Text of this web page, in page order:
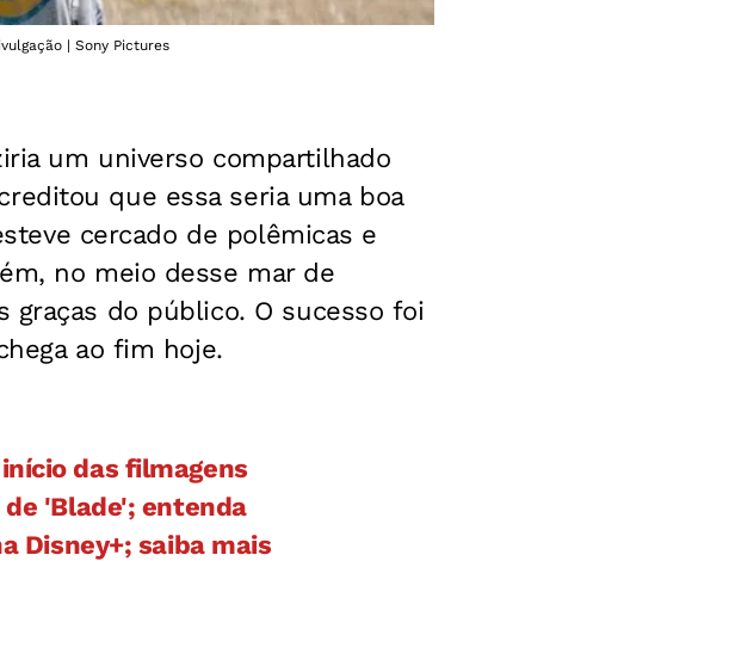
| Sony Pictures
um universo compartilhado
que essa seria uma boa
cercado de polêmicas e
no meio desse mar de
graças do público. O sucesso foi
ao fim hoje.
das filmagens
'Blade'; entenda
Disney+; saiba mais